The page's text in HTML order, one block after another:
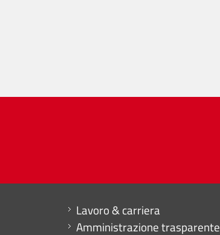
Mini menu di servizio
Lavoro & carriera
Amministrazione trasparente